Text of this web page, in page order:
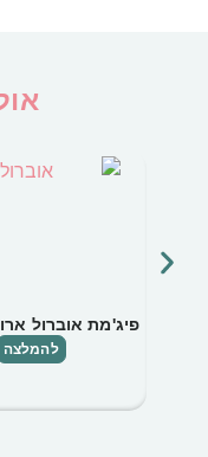
פיג'מת אוברול ארוך
להמלצה